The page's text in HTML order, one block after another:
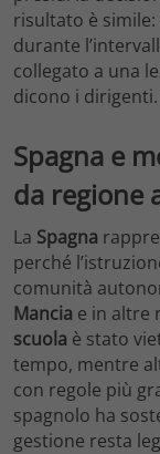
risultato è simile:
durante
collegato a una
dicono i
Spagna e
da regione
La Spagna
perché
comunità
Mancia e in altre
scuola è stato
tempo, mentre
con regole più
spagnolo ha
gestione resta